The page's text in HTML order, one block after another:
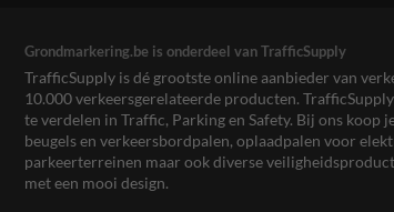
Grondmarkering.be is onderdeel van TrafficSupply
TrafficSupply is dé grootste online aanbieder van
10.000 verkeersgerelateerde producten.
te verdelen in Traffic, Parking en Safety. Bij ons
beugels en verkeersbordpalen, oplaadpalen voor
parkeerterreinen maar ook diverse
met een mooi design.